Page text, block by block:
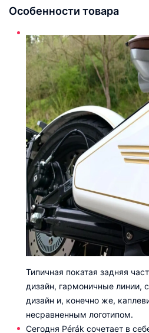
Особенности товара
Типичная покатая задняя
дизайн, гармоничные линии,
дизайн и, конечно же,
несравненным логотипом.
Сегодня Pérák сочетает в